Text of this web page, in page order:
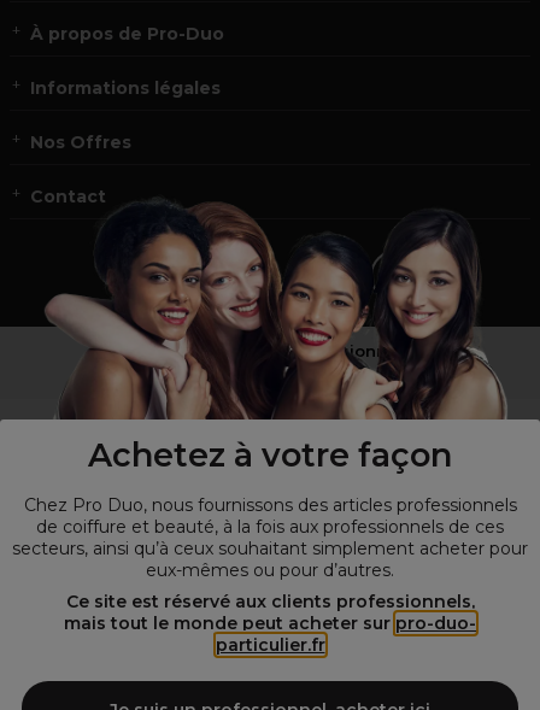
Achetez à votre façon
Chez Pro Duo, nous fournissons des articles professionnels
de coiffure et beauté, à la fois aux professionnels de ces
secteurs, ainsi qu’à ceux souhaitant simplement acheter pour
eux-mêmes ou pour d’autres.
Ce site est réservé aux clients professionnels,
mais tout le monde peut acheter sur pro-duo-
particulier.fr
À propos de Pro-Duo
Informations légales
Nos Offres
Contact
Vous n’êtes pas un professionnel ?
Visitez notre site pourles particuliers !
© Tous droits réservés © Pro-Duo
Spécialiste de la coiffure et de la beauté, nous vous proposons une
large sélection de produits professionnels pour la coiffure et